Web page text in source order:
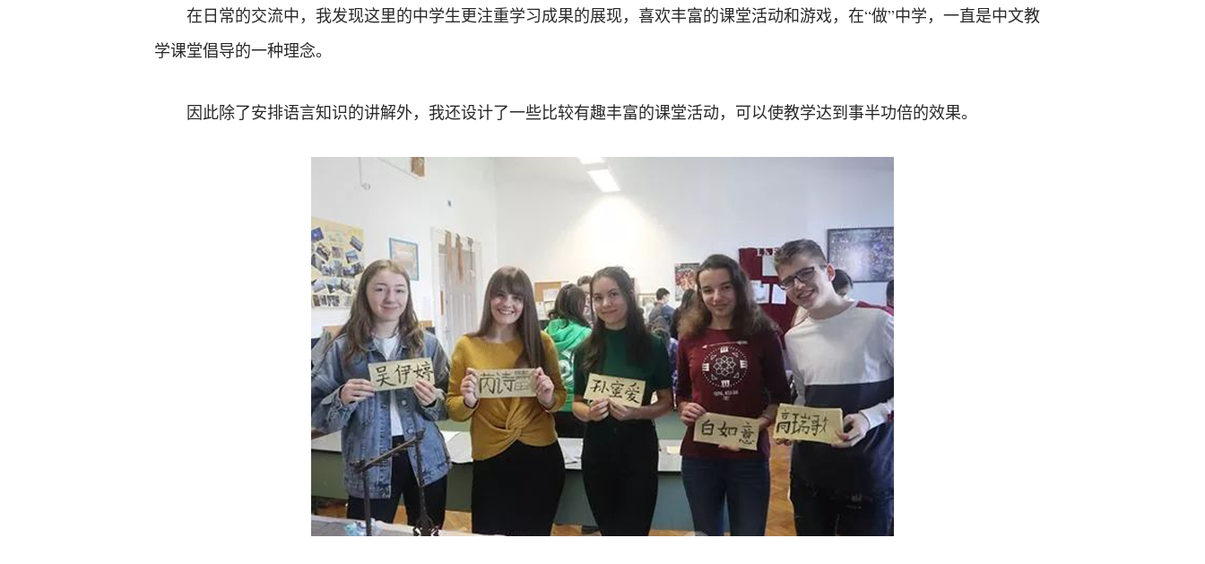
在日常的交流中，我发现这里的中学生更注重学习成果的展现，喜欢丰富的课堂活动和游戏，在“做”中学，一直是中文教
学课堂倡导的一种理念。
因此除了安排语言知识的讲解外，我还设计了一些比较有趣丰富的课堂活动，可以使教学达到事半功倍的效果。